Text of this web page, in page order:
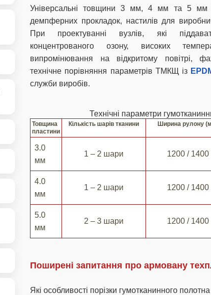
Універсальні товщини 3 мм, 4 мм та 5 мм
демпферних прокладок, настилів для
При проектуванні вузлів, які
концентрованого озону, високих
випромінювання на відкритому повітрі,
технічне порівняння параметрів ТМКЩ із
служби виробів.
Технічні параметри
Товщина
пластини
Кількість шарів тканини Ширина рулону
3.0
мм
1 – 2 шари 1200 / 1400
4.0
мм
1 – 2 шари 1200 / 1400
5.0
мм
2 – 3 шари 1200 / 1400
Поширені запитання про армовану
Які особливості порізки гумотканинного